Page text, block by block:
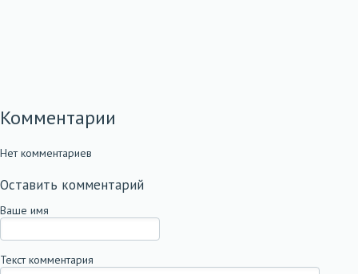
Комментарии
Нет комментариев
Оставить комментарий
Ваше имя
Текст комментария